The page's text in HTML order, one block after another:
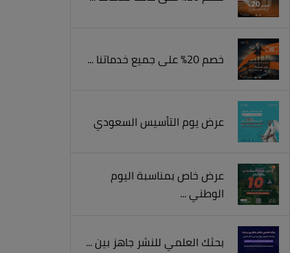
خصم 20% على جميع خدماتنا ...
عرض يوم التأسيس السعودي
عرض خاص بمناسبة اليوم
الوطني ...
بحثك العلمي للنشر جاهز بين ...